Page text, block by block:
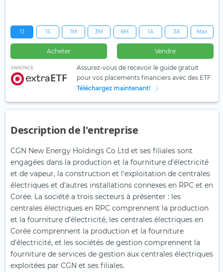
1J 1S 1M 3M 6M 1A 3A Max
Acheter Vendre
ANNONCE
Assurez-vous de recevoir le guide gratuit
pour vos placements financiers avec des ETF.
Téléchargez maintenant!
Description de l'entreprise
CGN New Energy Holdings Co Ltd et ses filiales sont
engagées dans la production et la fourniture d'électricité
et de vapeur, la construction et l'exploitation de centrales
électriques et d'autres installations connexes en RPC et en
Corée. La société a trois secteurs à présenter : les
centrales électriques en RPC comprennent la production
et la fourniture d'électricité, les centrales électriques en
Corée comprennent la production et la fourniture
d'électricité, et les sociétés de gestion comprennent la
fourniture de services de gestion aux centrales électriques
exploitées par CGN et ses filiales.